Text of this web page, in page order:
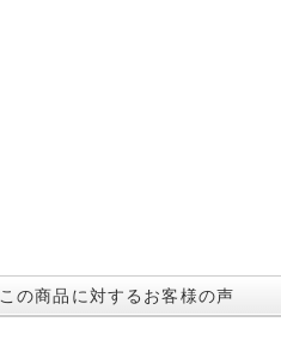
この商品に対するお客様の声